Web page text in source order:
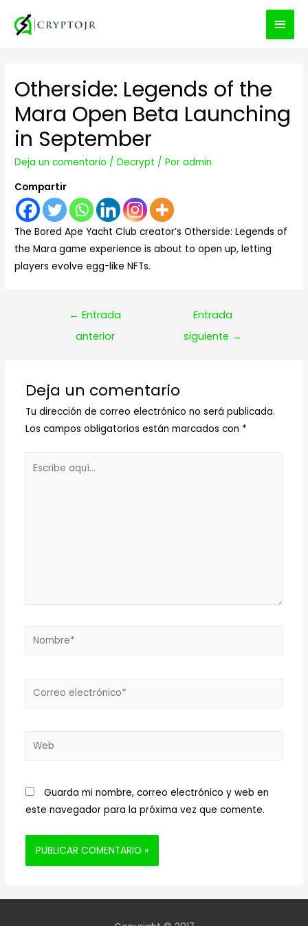
Otherside: Legends of the
Mara Open Beta Launching
in September
Deja un comentario /Decrypt / Poradmin
Compartir
The Bored Ape Yacht Club creator’s Otherside: Legends of
the Mara game experience is about to open up, letting
players evolve egg-like NFTs.
Navegación
← Entrada
anterior
Entrada
siguiente →
Deja un comentario
Tu dirección de correo electrónico no será publicada.
Los campos obligatorios están marcados con *
Nombre*
Correo
Web
Guarda mi nombre, correo electrónico y web en
este navegador para la próxima vez que comente.